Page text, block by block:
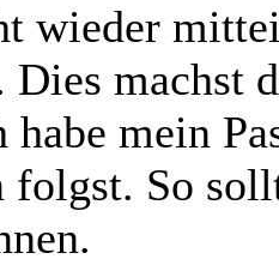
wieder
Dies machst
habe mein
folgst. So